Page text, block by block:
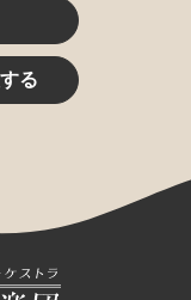
る